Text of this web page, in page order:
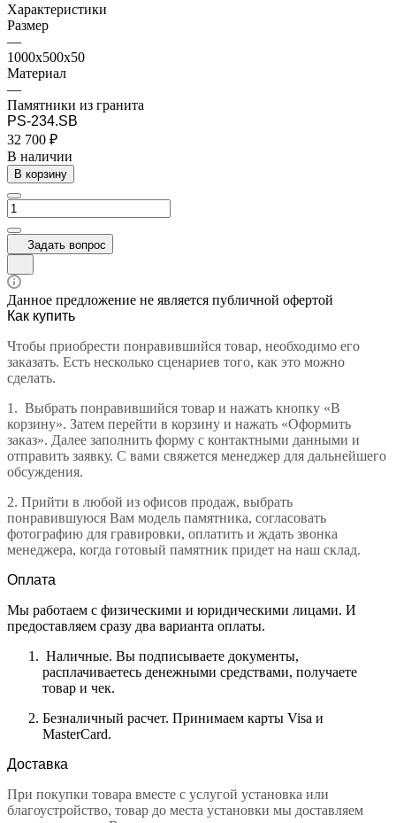
Характеристики
Размер
—
1000x500x50
Материал
—
Памятники из гранита
PS-234.SB
32 700 ₽
В наличии
В корзину
Задать вопрос
Данное предложение не является публичной офертой
Как купить
Чтобы приобрести понравившийся товар, необходимо его
заказать. Есть несколько сценариев того, как это можно
сделать.
1. Выбрать понравившийся товар и нажать кнопку «В
корзину». Затем перейти в корзину и нажать «Оформить
заказ». Далее заполнить форму с контактными данными и
отправить заявку. С вами свяжется менеджер для дальнейшего
обсуждения.
2. Прийти в любой из офисов продаж, выбрать
понравившуюся Вам модель памятника, согласовать
фотографию для гравировки, оплатить и ждать звонка
менеджера, когда готовый памятник придет на наш склад.
Оплата
Мы работаем с физическими и юридическими лицами. И
предоставляем сразу два варианта оплаты.
Наличные. Вы подписываете документы,
расплачиваетесь денежными средствами, получаете
товар и чек.
Безналичный расчет. Принимаем карты Visa и
MasterCard.
Доставка
При покупки товара вместе с услугой установка или
благоустройство, товар до места установки мы доставляем